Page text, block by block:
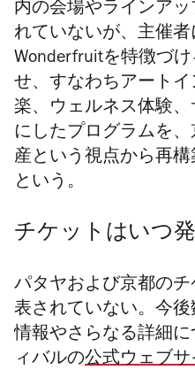
内の会場やラインア
れていないが、主催
Wonderfruitを特徴づ
せ、すなわちアート
楽、ウェルネス体験
にしたプログラムを
産という視点から再
という。
チケットはいつ
パタヤおよび京都の
表されていない。今
情報やさらなる詳細
ィバルの公式ウェブサ